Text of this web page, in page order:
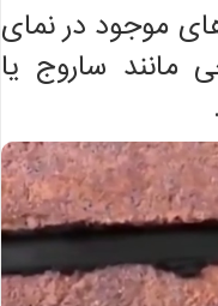
موجود در نمای
مانند ساروج یا